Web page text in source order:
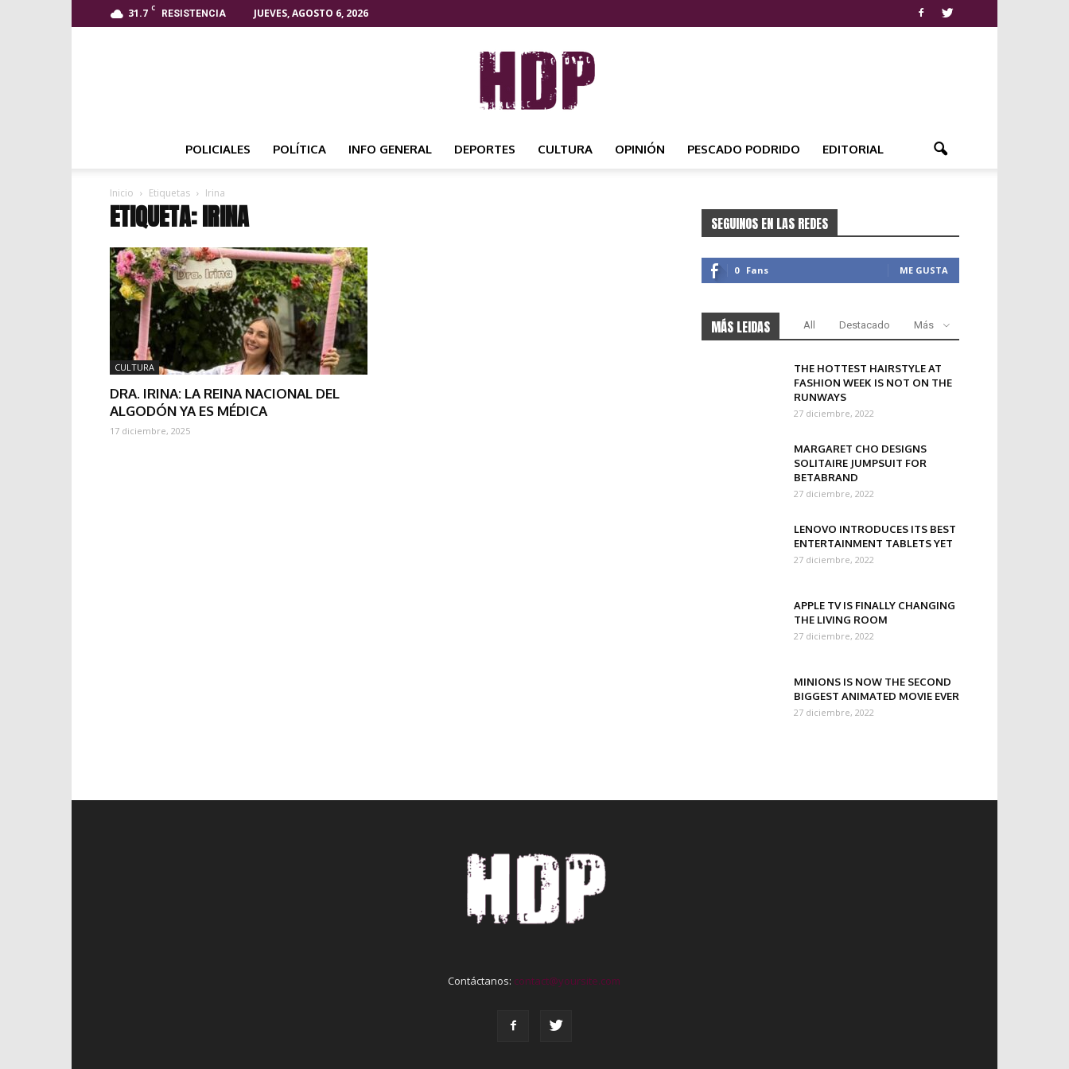
31.7 C
RESISTENCIA JUEVES, AGOSTO 6, 2026
POLICIALES POLÍTICA INFO GENERAL DEPORTES CULTURA OPINIÓN PESCADO PODRIDO EDITORIAL
Inicio Etiquetas Irina
ETIQUETA: IRINA
CULTURA
DRA. IRINA: LA REINA NACIONAL DEL
ALGODÓN YA ES MÉDICA
17 diciembre, 2025
SEGUINOS EN LAS REDES
0 Fans ME GUSTA
MÁS LEIDAS All Destacado Más
THE HOTTEST HAIRSTYLE AT
FASHION WEEK IS NOT ON THE
RUNWAYS
27 diciembre, 2022
MARGARET CHO DESIGNS
SOLITAIRE JUMPSUIT FOR
BETABRAND
27 diciembre, 2022
LENOVO INTRODUCES ITS BEST
ENTERTAINMENT TABLETS YET
27 diciembre, 2022
APPLE TV IS FINALLY CHANGING
THE LIVING ROOM
27 diciembre, 2022
MINIONS IS NOW THE SECOND
BIGGEST ANIMATED MOVIE EVER
27 diciembre, 2022
Contáctanos: contact@yoursite.com